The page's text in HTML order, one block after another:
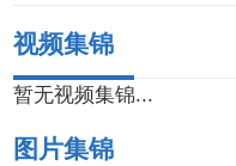
视频集锦
暂无视频集锦...
图片集锦